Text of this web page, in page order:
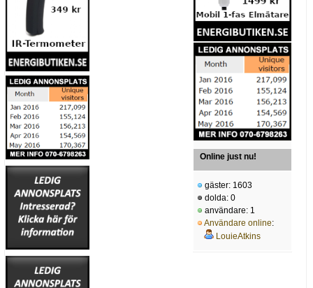
Online just nu!
gäster: 1603
dolda: 0
användare: 1
Användare online:
LouieAtkins